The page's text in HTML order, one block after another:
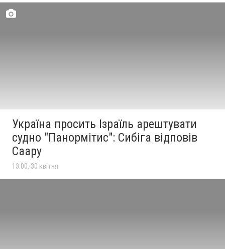
Україна просить Ізраїль арештувати
судно "Панормітис": Сибіга відповів
Саару
13:00, 30 квітня